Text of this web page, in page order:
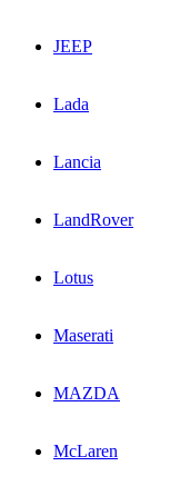
JEEP
Lada
Lancia
LandRover
Lotus
Maserati
MAZDA
McLaren